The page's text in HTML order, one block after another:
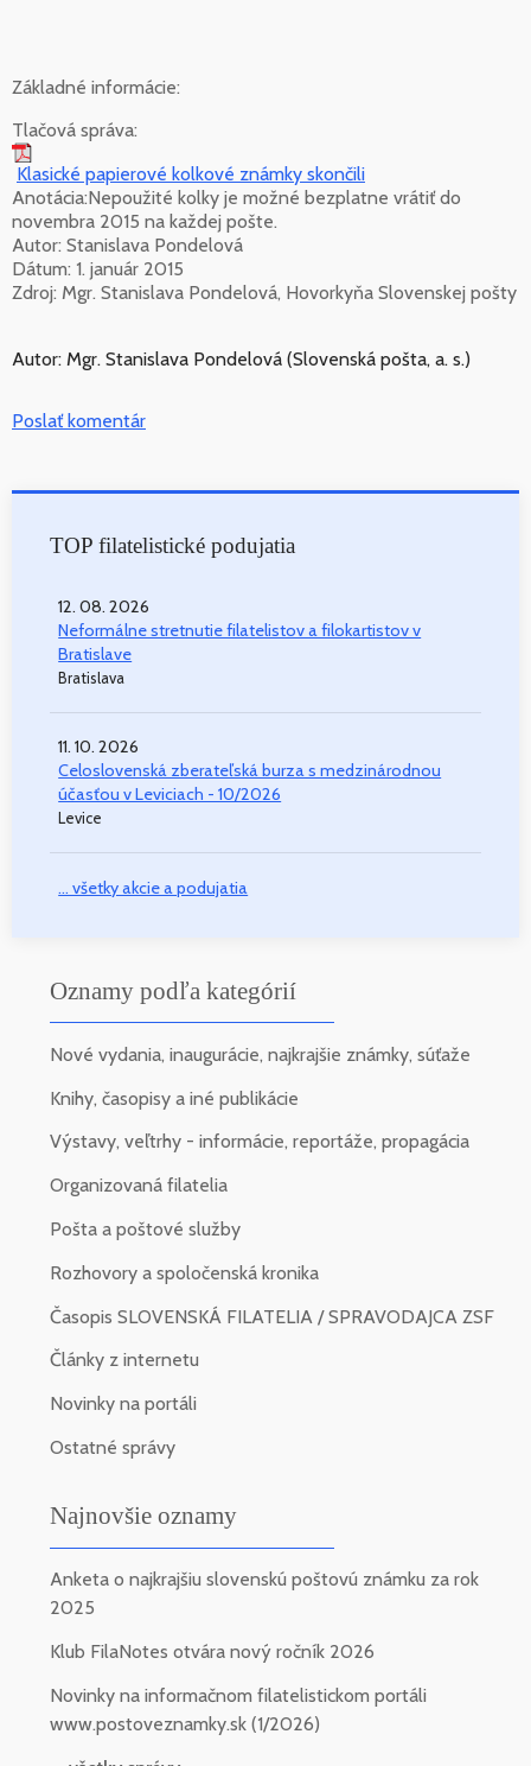
Základné informácie:
Tlačová správa:
Klasické papierové kolkové známky skončili
Anotácia:Nepoužité kolky je možné bezplatne vrátiť do
novembra 2015 na každej pošte.
Autor: Stanislava Pondelová
Dátum: 1. január 2015
Zdroj: Mgr. Stanislava Pondelová, Hovorkyňa Slovenskej pošty
Autor: Mgr. Stanislava Pondelová (Slovenská pošta, a. s.)
Poslať komentár
TOP filatelistické podujatia
12. 08. 2026
Neformálne stretnutie filatelistov a filokartistov v
Bratislave
Bratislava
11. 10. 2026
Celoslovenská zberateľská burza s medzinárodnou
účasťou v Leviciach - 10/2026
Levice
... všetky akcie a podujatia
Oznamy podľa kategórií
Nové vydania, inaugurácie, najkrajšie známky, súťaže
Knihy, časopisy a iné publikácie
Výstavy, veľtrhy - informácie, reportáže, propagácia
Organizovaná filatelia
Pošta a poštové služby
Rozhovory a spoločenská kronika
Časopis SLOVENSKÁ FILATELIA / SPRAVODAJCA ZSF
Články z internetu
Novinky na portáli
Ostatné správy
Najnovšie oznamy
Anketa o najkrajšiu slovenskú poštovú známku za rok
2025
Klub FilaNotes otvára nový ročník 2026
Novinky na informačnom filatelistickom portáli
www.postoveznamky.sk (1/2026)